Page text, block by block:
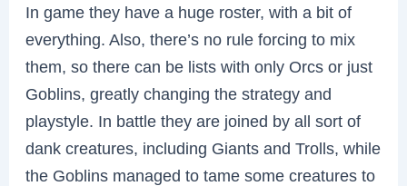
In game they have a huge roster, with a bit of
everything. Also, there’s no rule forcing to mix
them, so there can be lists with only Orcs or just
Goblins, greatly changing the strategy and
playstyle. In battle they are joined by all sort of
dank creatures, including Giants and Trolls, while
the Goblins managed to tame some creatures to